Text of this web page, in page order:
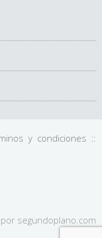
y condiciones ::
segundoplano.com